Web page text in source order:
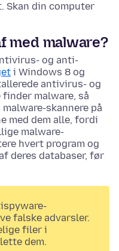
Skan din computer
med malware?
og anti-
i Windows 8 og
antivirus- og
malware, så
skannere på
med dem alle, fordi
malware-
hvert program og
deres databaser, før
falske advarsler.
filer i
dem.